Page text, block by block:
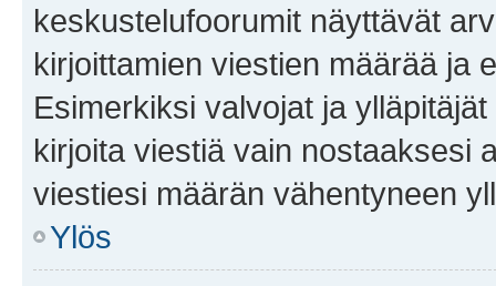
keskustelufoorumit näyttävät
kirjoittamien viestien määrää ja
Esimerkiksi valvojat ja
kirjoita viestiä vain nostaaksesi
viestiesi määrän vähentyneen
Ylös